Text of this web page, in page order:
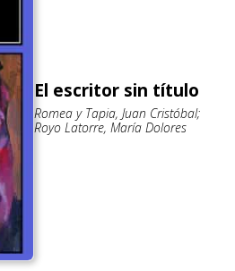
El escritor sin título
Romea y Tapia, Juan Cristóbal;
Royo Latorre, María Dolores